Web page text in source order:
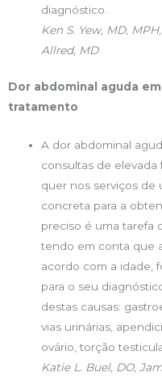
diagnóstico.
Ken S. Yew, MD,
Allred, MD
Dor abdominal aguda
tratamento
A dor abdominal
consultas de
quer nos serviços de
concreta para a
preciso é uma tarefa
tendo em conta que
acordo com a idade,
para o seu
destas causas:
vias urinárias,
ovário, torção
Katie L. Buel, DO,